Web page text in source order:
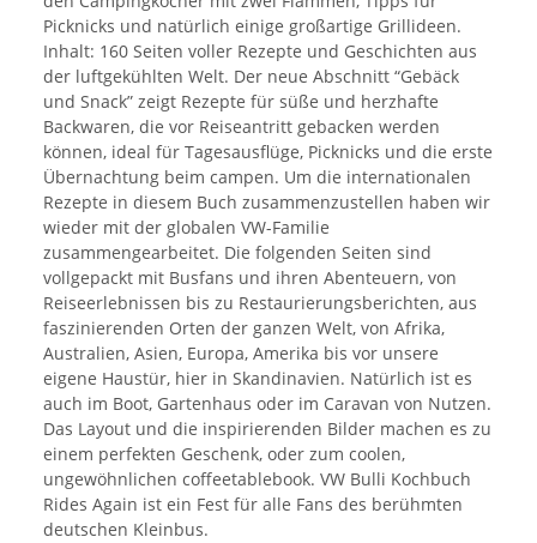
Picknicks und natürlich einige großartige Grillideen.
Inhalt: 160 Seiten voller Rezepte und Geschichten aus
der luftgekühlten Welt. Der neue Abschnitt “Gebäck
und Snack” zeigt Rezepte für süße und herzhafte
Backwaren, die vor Reiseantritt gebacken werden
können, ideal für Tagesausflüge, Picknicks und die erste
Übernachtung beim campen. Um die internationalen
Rezepte in diesem Buch zusammenzustellen haben wir
wieder mit der globalen VW-Familie
zusammengearbeitet. Die folgenden Seiten sind
vollgepackt mit Busfans und ihren Abenteuern, von
Reiseerlebnissen bis zu Restaurierungsberichten, aus
faszinierenden Orten der ganzen Welt, von Afrika,
Australien, Asien, Europa, Amerika bis vor unsere
eigene Haustür, hier in Skandinavien. Natürlich ist es
auch im Boot, Gartenhaus oder im Caravan von Nutzen.
Das Layout und die inspirierenden Bilder machen es zu
einem perfekten Geschenk, oder zum coolen,
ungewöhnlichen coffeetablebook. VW Bulli Kochbuch
Rides Again ist ein Fest für alle Fans des berühmten
deutschen Kleinbus.